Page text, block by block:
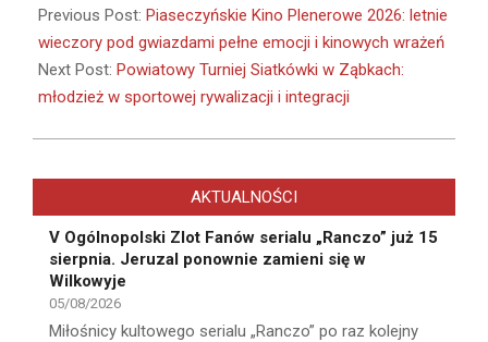
05-
29
Previous Post: Piaseczyńskie Kino Plenerowe 2026: letnie
wieczory pod gwiazdami pełne emocji i kinowych wrażeń
Next Post: Powiatowy Turniej Siatkówki w Ząbkach:
młodzież w sportowej rywalizacji i integracji
AKTUALNOŚCI
V Ogólnopolski Zlot Fanów serialu „Ranczo” już 15
sierpnia. Jeruzal ponownie zamieni się w
Wilkowyje
05/08/2026
Miłośnicy kultowego serialu „Ranczo” po raz kolejny